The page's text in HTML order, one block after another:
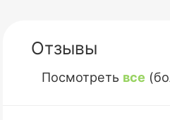
Отзывы
Посмотреть все